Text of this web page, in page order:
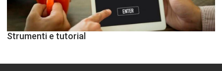
Strumenti e tutorial